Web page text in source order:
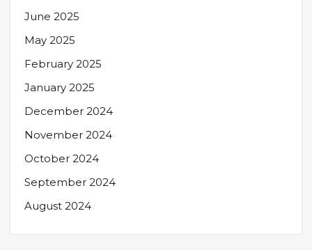
June 2025
May 2025
February 2025
January 2025
December 2024
November 2024
October 2024
September 2024
August 2024